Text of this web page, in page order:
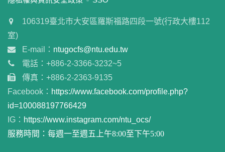
106319臺北市大安區羅斯福路四段一號(行政大樓112
室)
E-mail： ntugocfs@ntu.edu.tw
電話：+886-2-3366-3232~5
傳真：+886-2-2363-9135
Facebook： https://www.facebook.com/profile.php?
id=100088197766429
IG： https://www.instagram.com/ntu_ocs/
服務時間：每週一至週五上午8:00至下午5:00